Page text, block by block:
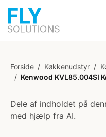
Forside / Køkkenudstyr /
/ Kenwood KVL85.004SI
Dele af indholdet på
med hjælp fra AI.